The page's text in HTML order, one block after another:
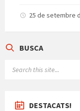
25 de setembre
BUSCA
DESTACATS!